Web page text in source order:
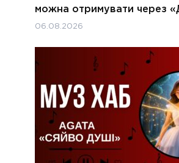
можна отримувати через
06.08.2026